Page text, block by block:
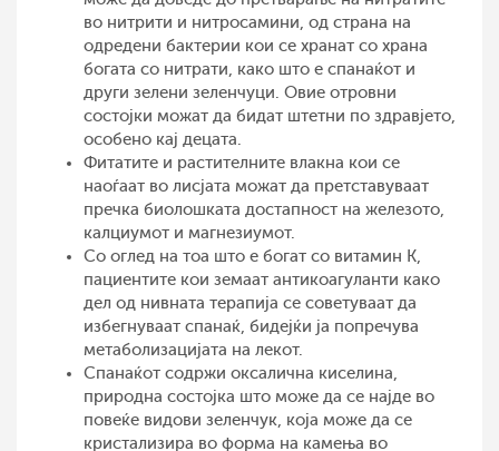
во нитрити и нитросамини, од страна на
одредени бактерии кои се хранат со храна
богата со нитрати, како што е спанаќот и
други зелени зеленчуци. Овие отровни
состојки можат да бидат штетни по здравјето,
особено кај децата.
Фитатите и растителните влакна кои се
наоѓаат во лисјата можат да претставуваат
пречка биолошката достапност на железото,
калциумот и магнезиумот.
Со оглед на тоа што е богат со витамин К,
пациентите кои земаат антикоагуланти како
дел од нивната терапија се советуваат да
избегнуваат спанаќ, бидејќи ја попречува
метаболизацијата на лекот.
Спанаќот содржи оксалична киселина,
природна состојка што може да се најде во
повеќе видови зеленчук, која може да се
кристализира во форма на камења во